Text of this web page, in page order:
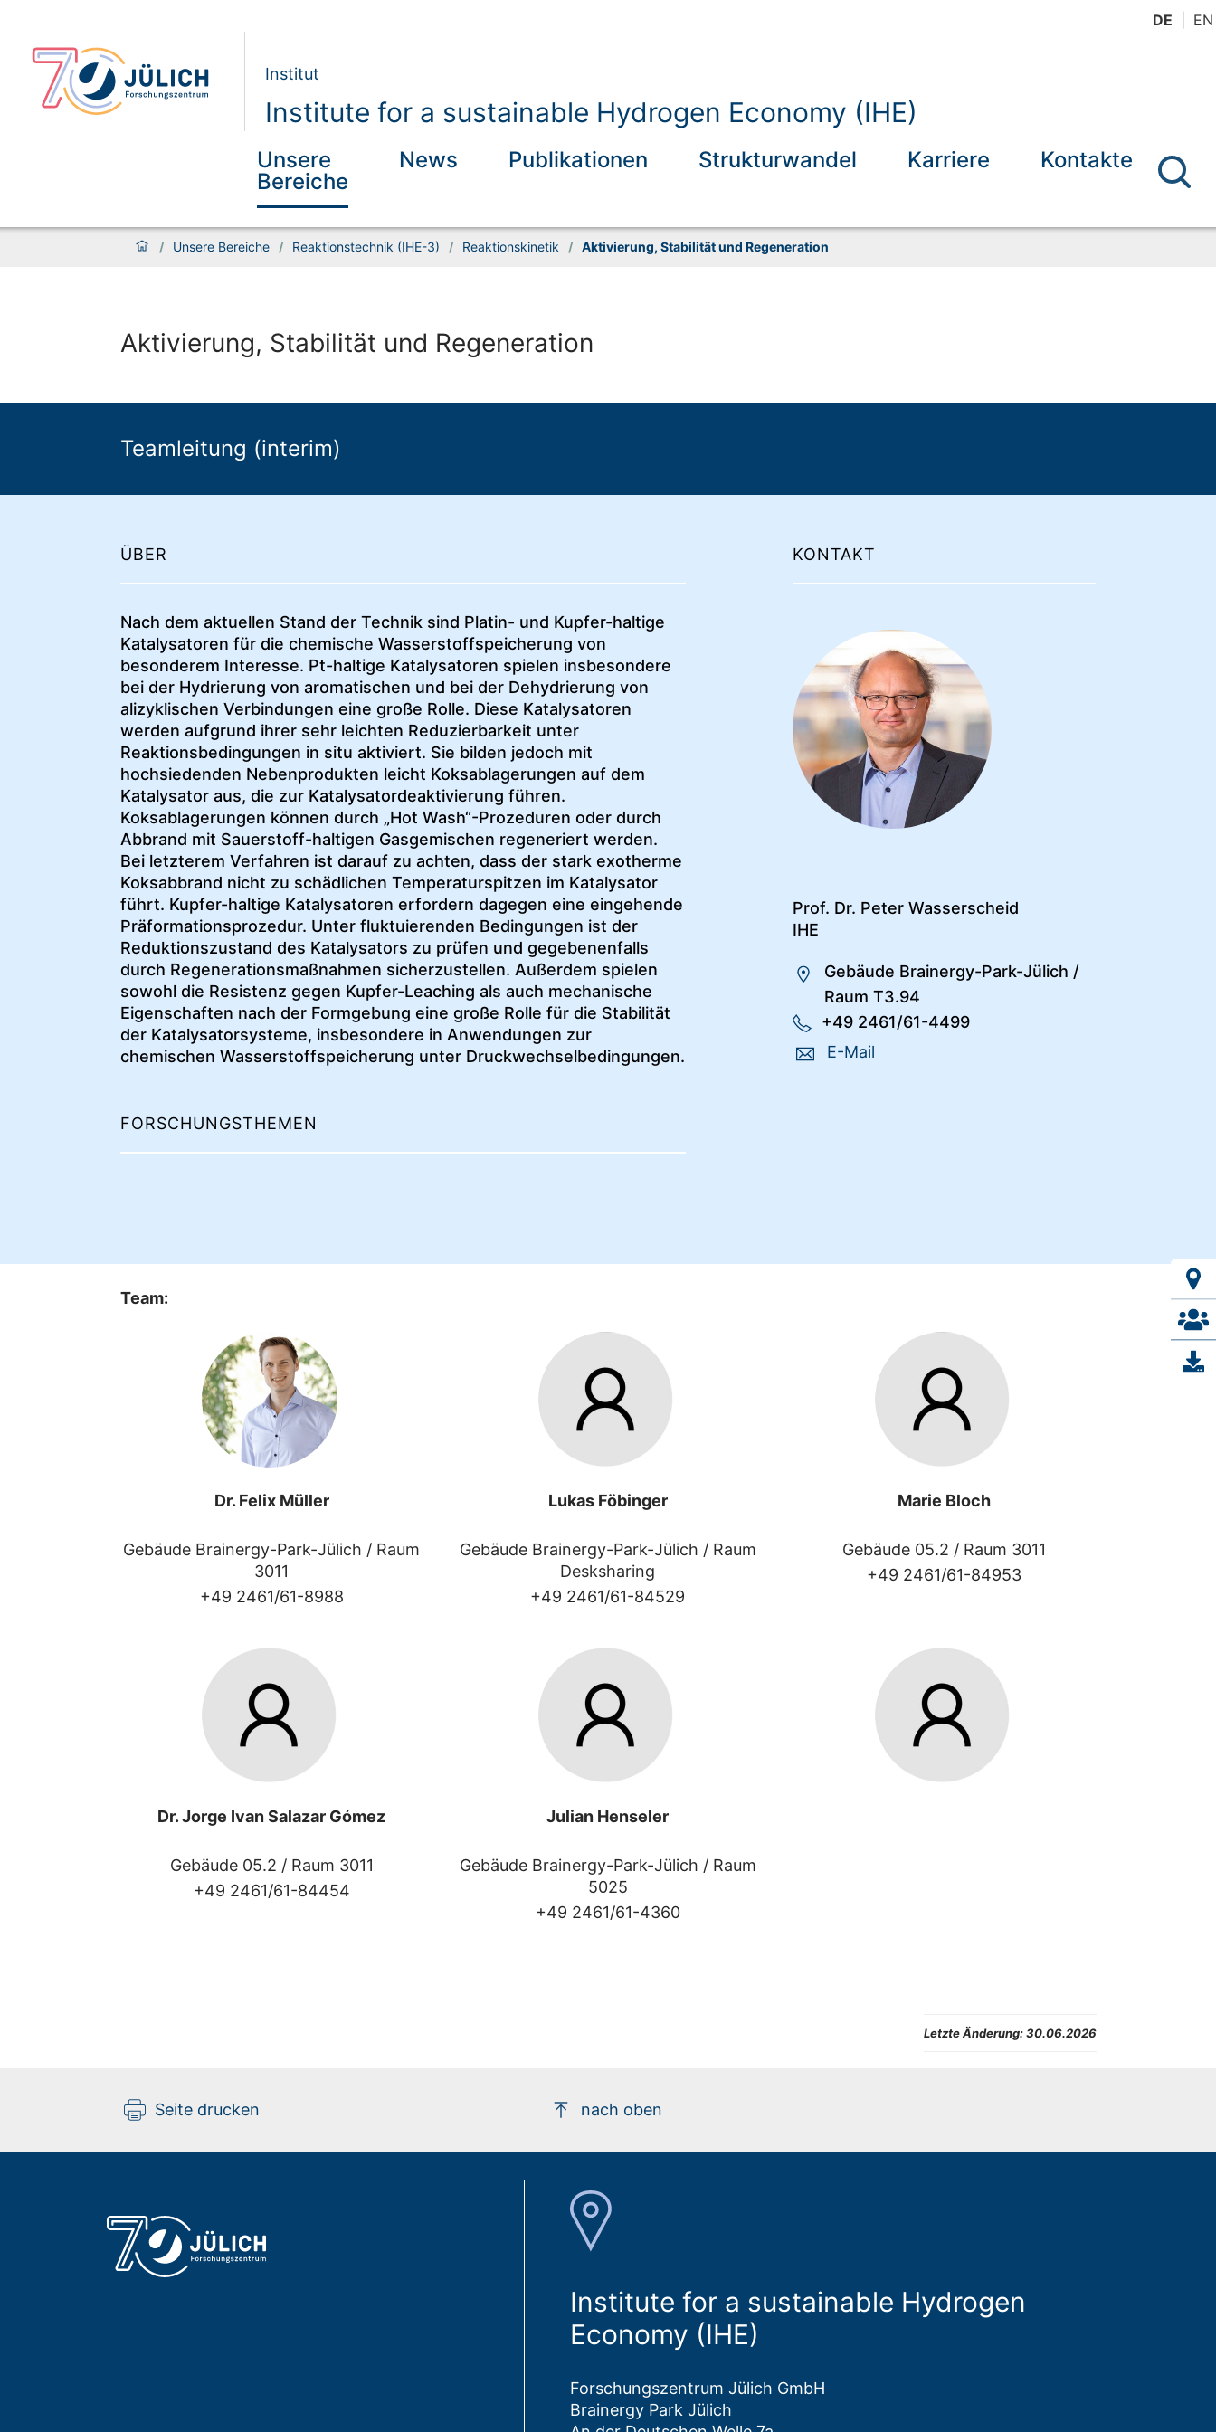
DE EN
Institut
Institute for a sustainable Hydrogen Economy (IHE)
Unsere
Bereiche
News Publikationen Strukturwandel Karriere Kontakte
/ Unsere Bereiche / Reaktionstechnik (IHE-3) / Reaktionskinetik / Aktivierung, Stabilität und Regeneration
Aktivierung, Stabilität und Regeneration
Teamleitung (interim)
ÜBER
Nach dem aktuellen Stand der Technik sind Platin- und Kupfer-haltige
Katalysatoren für die chemische Wasserstoffspeicherung von
besonderem Interesse. Pt-haltige Katalysatoren spielen insbesondere
bei der Hydrierung von aromatischen und bei der Dehydrierung von
alizyklischen Verbindungen eine große Rolle. Diese Katalysatoren
werden aufgrund ihrer sehr leichten Reduzierbarkeit unter
Reaktionsbedingungen in situ aktiviert. Sie bilden jedoch mit
hochsiedenden Nebenprodukten leicht Koksablagerungen auf dem
Katalysator aus, die zur Katalysatordeaktivierung führen.
Koksablagerungen können durch „Hot Wash“-Prozeduren oder durch
Abbrand mit Sauerstoff-haltigen Gasgemischen regeneriert werden.
Bei letzterem Verfahren ist darauf zu achten, dass der stark exotherme
Koksabbrand nicht zu schädlichen Temperaturspitzen im Katalysator
führt. Kupfer-haltige Katalysatoren erfordern dagegen eine eingehende
Präformationsprozedur. Unter fluktuierenden Bedingungen ist der
Reduktionszustand des Katalysators zu prüfen und gegebenenfalls
durch Regenerationsmaßnahmen sicherzustellen. Außerdem spielen
sowohl die Resistenz gegen Kupfer-Leaching als auch mechanische
Eigenschaften nach der Formgebung eine große Rolle für die Stabilität
der Katalysatorsysteme, insbesondere in Anwendungen zur
chemischen Wasserstoffspeicherung unter Druckwechselbedingungen.
FORSCHUNGSTHEMEN
KONTAKT
Prof. Dr. Peter Wasserscheid
IHE
Gebäude Brainergy-Park-Jülich /
Raum T3.94
+49 2461/61-4499
E-Mail
Team:
Dr. Felix Müller
Gebäude Brainergy-Park-Jülich / Raum
3011
+49 2461/61-8988
Lukas Föbinger
Gebäude Brainergy-Park-Jülich / Raum
Desksharing
+49 2461/61-84529
Marie Bloch
Gebäude 05.2 / Raum 3011
+49 2461/61-84953
Dr. Jorge Ivan Salazar Gómez
Gebäude 05.2 / Raum 3011
+49 2461/61-84454
Julian Henseler
Gebäude Brainergy-Park-Jülich / Raum
5025
+49 2461/61-4360
Letzte Änderung: 30.06.2026
Seite drucken nach oben
Institute for a sustainable Hydrogen
Economy (IHE)
Forschungszentrum Jülich GmbH
Brainergy Park Jülich